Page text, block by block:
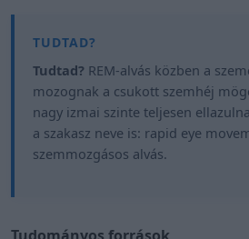
Tudtad? REM-alvás közben a
mozognak a csukott szemhéj
nagy izmai szinte teljesen
a szakasz neve is: rapid eye
szemmozgásos alvás.
Tudományos források